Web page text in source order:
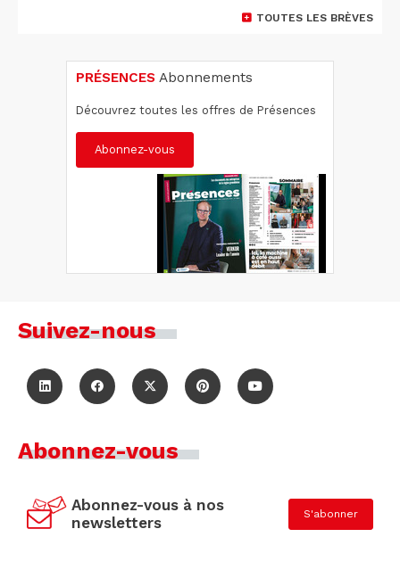
TOUTES LES BRÈVES
PRÉSENCES Abonnements
Découvrez toutes les offres de Présences
Abonnez-vous
Suivez-nous
Abonnez-vous
Abonnez-vous à nos
newsletters
S'abonner